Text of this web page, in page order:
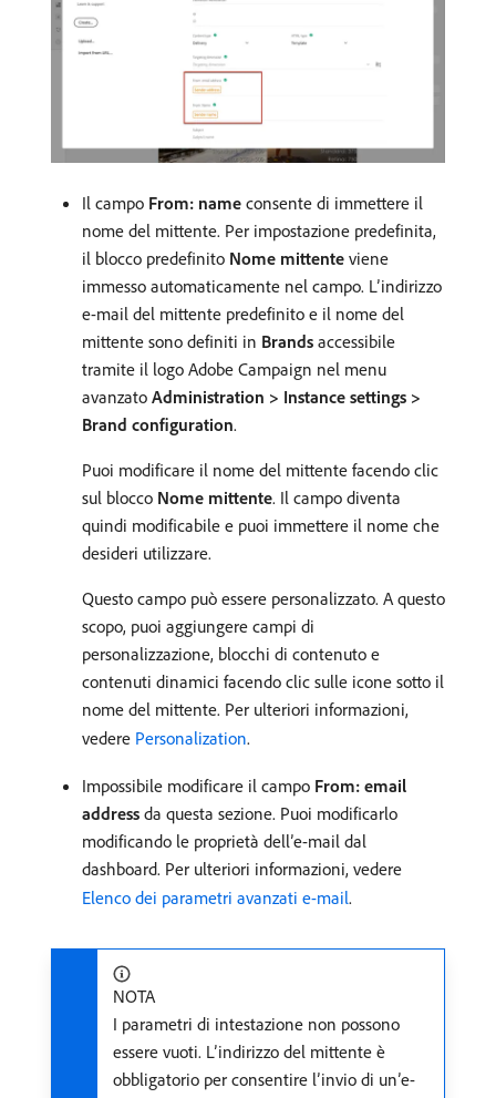
Il campo From: name consente di immettere il
nome del mittente. Per impostazione predefinita,
il blocco predefinito Nome mittente viene
immesso automaticamente nel campo. L’indirizzo
e-mail del mittente predefinito e il nome del
mittente sono definiti in Brands accessibile
tramite il logo Adobe Campaign nel menu
avanzato Administration > Instance settings >
Brand configuration.
Puoi modificare il nome del mittente facendo clic
sul blocco Nome mittente. Il campo diventa
quindi modificabile e puoi immettere il nome che
desideri utilizzare.
Questo campo può essere personalizzato. A questo
scopo, puoi aggiungere campi di
personalizzazione, blocchi di contenuto e
contenuti dinamici facendo clic sulle icone sotto il
nome del mittente. Per ulteriori informazioni,
vedere Personalization.
Impossibile modificare il campo From: email
address da questa sezione. Puoi modificarlo
modificando le proprietà dell’e-mail dal
dashboard. Per ulteriori informazioni, vedere
Elenco dei parametri avanzati e-mail.
NOTA
I parametri di intestazione non possono
essere vuoti. L’indirizzo del mittente è
obbligatorio per consentire l’invio di un’e-